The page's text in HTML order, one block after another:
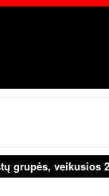
laisvoji
grupės, veikusios